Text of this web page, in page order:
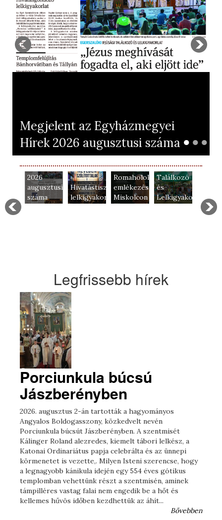
Megjelent az Egyházmegyei
Hírek 2026 augusztusi száma ● ● ●
Megjelent
az
Egyházmegyei
Hírek
2026
augusztusi
száma
Hivatástisztázó
lelkigyakorlat
Romaholokauszt
emlékezés
Miskolcon
Véget ért
az
Egerszalóki
Ifjúsági
Találkozó
és
Lelkigyakorlat
Legfrissebb hírek
Porciunkula búcsú
Jászberényben
2026. augusztus 2-án tartották a hagyományos
Angyalos Boldogasszony, közkedvelt nevén
Porciunkula búcsút Jászberényben. A szentmisét
Kálinger Roland alezredes, kiemelt tábori lelkész, a
Katonai Ordinariátus papja celebrálta és az ünnepi
körmenetet is vezette,. Milyen Isteni szerencse, hogy
a legnagyobb kánikula idején egy 554 éves gótikus
templomban vehettünk részt a szentmisén, aminek
támpilléres vastag falai nem engedik be a hőt és
kellemes hűvös időben kezdhettük az áhít...
Bővebben